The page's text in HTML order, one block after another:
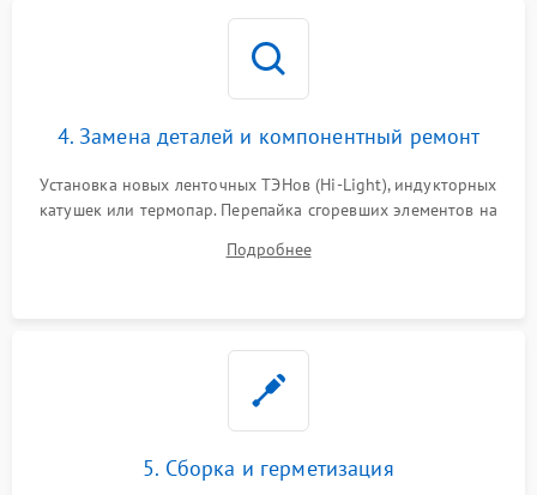
4. Замена деталей и компонентный ремонт
Установка новых ленточных ТЭНов (Hi-Light), индукторных
катушек или термопар. Перепайка сгоревших элементов на
дорожек. Очистка контактов и замена поврежденной
Подробнее
5. Сборка и герметизация